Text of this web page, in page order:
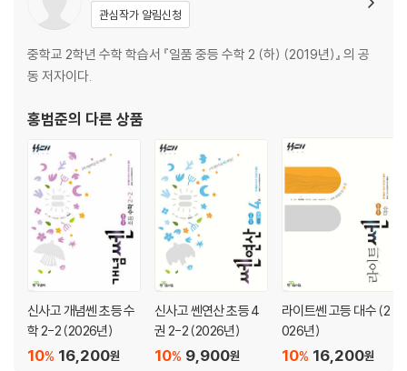
관심작가 알림신청
중학교 2학년 수학 학습서 『일품 중등 수학 2 (하) (2019년)』 의 공
동 저자이다.
홍범준의 다른 상품
신사고 개념쎈 초등 수
학 2-2 (2026년)
16,200원
10%
신사고 쎈연산 초등 4
권 2-2 (2026년)
9,900원
10%
라이트쎈 고등 대수 (2
026년)
16,200원
10%